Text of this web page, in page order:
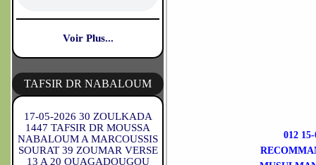
Voir Plus...
TAFSIR DR NABALOUM
17-05-2026 30 ZOULKADA
1447 TAFSIR DR MOUSSA
NABALOUM A MARCOUSSIS
SOURAT 39 ZOUMAR VERSE
13 A 20 OUAGADOUGOU
012